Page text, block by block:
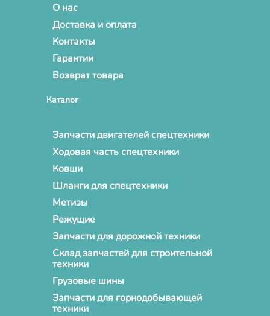
О нас
Доставка и оплата
Контакты
Гарантии
Возврат товара
Каталог
Запчасти двигателей спецтехники
Ходовая часть спецтехники
Ковши
Шланги для спецтехники
Метизы
Режущие
Запчасти для дорожной техники
Склад запчастей для строительной
техники
Грузовые шины
Запчасти для горнодобывающей
техники